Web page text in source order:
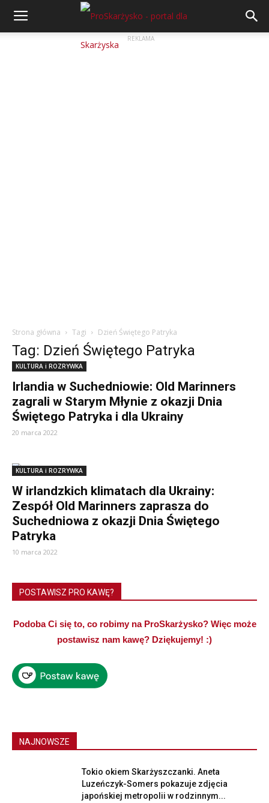
REKLAMA
Strona główna Tagi Dzień Świętego Patryka
Tag: Dzień Świętego Patryka
KULTURA i ROZRYWKA
Irlandia w Suchedniowie: Old Marinners
zagrali w Starym Młynie z okazji Dnia
Świętego Patryka i dla Ukrainy
20 marca 2022
KULTURA i ROZRYWKA
W irlandzkich klimatach dla Ukrainy:
Zespół Old Marinners zaprasza do
Suchedniowa z okazji Dnia Świętego
Patryka
10 marca 2022
POSTAWISZ PRO KAWĘ?
Podoba Ci się to, co robimy na ProSkarżysko? Więc może
postawisz nam kawę? Dziękujemy! :)
NAJNOWSZE
Tokio okiem Skarżyszczanki. Aneta
Luzeńczyk-Somers pokazuje zdjęcia
japońskiej metropolii w rodzinnym...